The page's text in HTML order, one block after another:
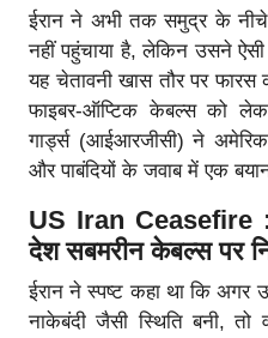
ईरान ने अभी तक समुद्र के
नहीं पहुंचाया है, लेकिन उसने ऐसी
यह चेतावनी खास तौर पर फारस
फाइबर-ऑप्टिक केबल्स को
गार्ड्स (आईआरजीसी) ने
और पाबंदियों के जवाब में एक
US Iran Ceasefire
देश सबमरीन केबल्स पर
ईरान ने स्पष्ट कहा था कि अगर
नाकेबंदी जैसी स्थिति बनी,